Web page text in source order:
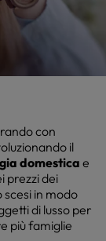
con
il
domestica e
prezzi dei
scesi in modo
di lusso per
più famiglie